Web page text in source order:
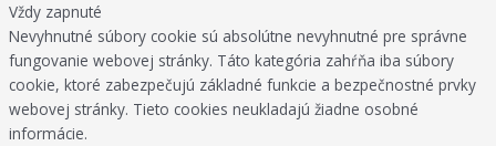
Vždy zapnuté
Nevyhnutné súbory cookie sú absolútne nevyhnutné pre správne
fungovanie webovej stránky. Táto kategória zahŕňa iba súbory
cookie, ktoré zabezpečujú základné funkcie a bezpečnostné prvky
webovej stránky. Tieto cookies neukladajú žiadne osobné
informácie.